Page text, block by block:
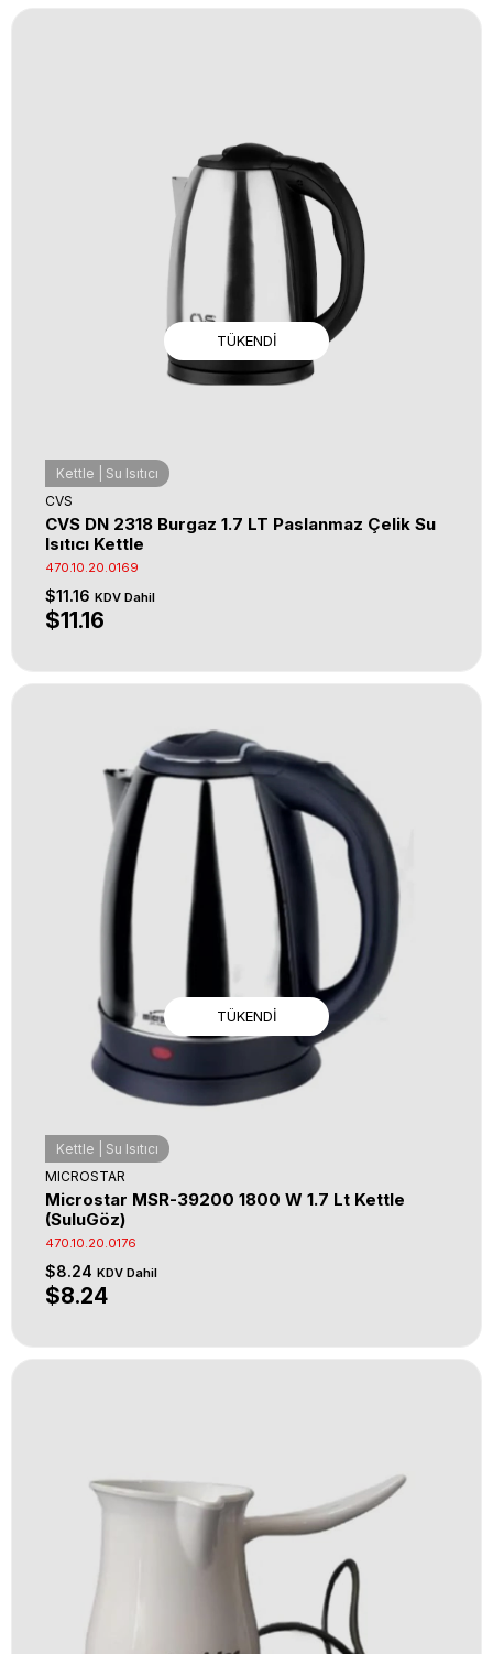
TÜKENDI
Kettle | Su Isıtıcı
CVS
CVS DN 2318 Burgaz 1.7 LT Paslanmaz Çelik Su
Isıtıcı Kettle
470.10.20.0169
$11.16 KDV Dahil
$11.16
TÜKENDI
Kettle | Su Isıtıcı
MICROSTAR
Microstar MSR-39200 1800 W 1.7 Lt Kettle
(SuluGöz)
470.10.20.0176
$8.24 KDV Dahil
$8.24